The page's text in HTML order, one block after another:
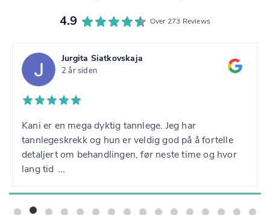
4.9 Over 273 Reviews
Jurgita Siatkovskaja
2 år siden
Kani er en mega dyktig tannlege. Jeg har
tannlegeskrekk og hun er veldig god på å fortelle
detaljert om behandlingen, før neste time og hvor
lang tid
...